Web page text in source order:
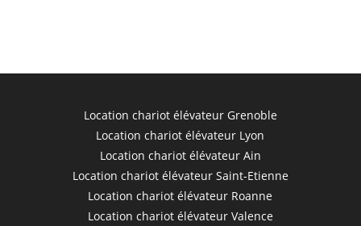
Location chariot élévateur Grenoble
Location chariot élévateur Lyon
Location chariot élévateur Ain
Location chariot élévateur Saint-Etienne
Location chariot élévateur Roanne
Location chariot élévateur Valence